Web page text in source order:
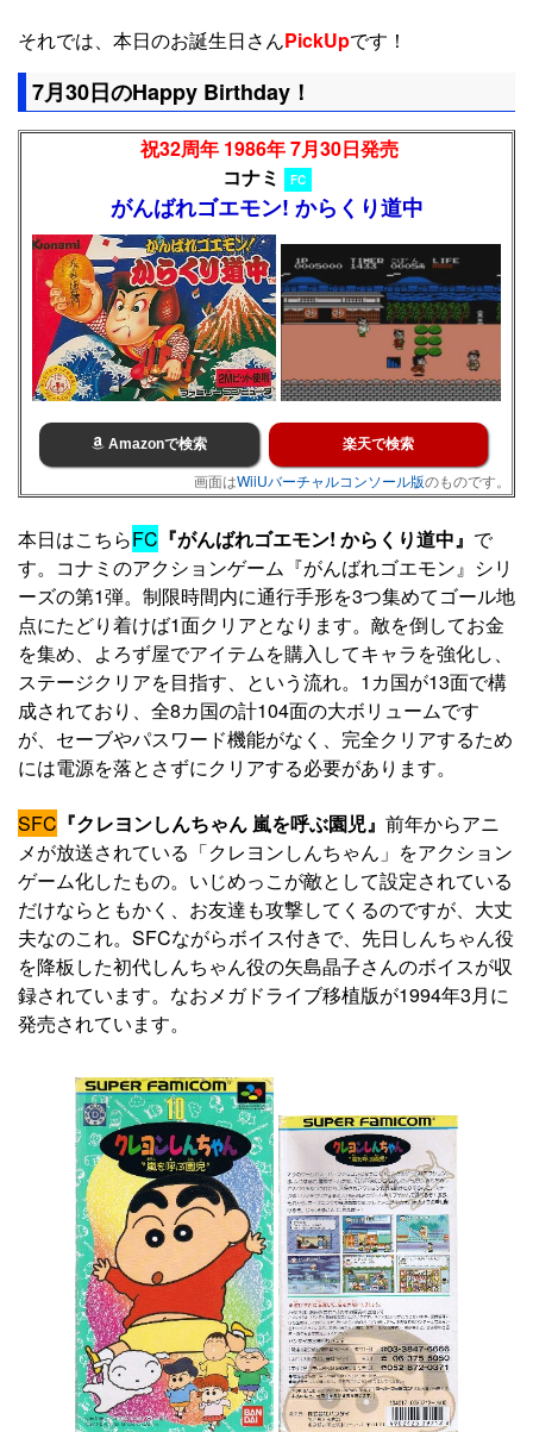
それでは、本日のお誕生日さんPickUpです！
7月30日のHappy Birthday！
祝32周年 1986年 7月30日発売
コナミ
FC
がんばれゴエモン! からくり道中
Amazonで検索 楽天で検索
画面はWiiUバーチャルコンソール版のものです。
本日はこちらFC 『がんばれゴエモン! からくり道中』 で
す。コナミのアクションゲーム『がんばれゴエモン』シリ
ーズの第1弾。制限時間内に通行手形を3つ集めてゴール地
点にたどり着けば1面クリアとなります。敵を倒してお金
を集め、よろず屋でアイテムを購入してキャラを強化し、
ステージクリアを目指す、という流れ。1カ国が13面で構
成されており、全8カ国の計104面の大ボリュームです
が、セーブやパスワード機能がなく、完全クリアするため
には電源を落とさずにクリアする必要があります。
SFC 『クレヨンしんちゃん 嵐を呼ぶ園児』 前年からアニ
メが放送されている「クレヨンしんちゃん」をアクション
ゲーム化したもの。いじめっこが敵として設定されている
だけならともかく、お友達も攻撃してくるのですが、大丈
夫なのこれ。SFCながらボイス付きで、先日しんちゃん役
を降板した初代しんちゃん役の矢島晶子さんのボイスが収
録されています。なおメガドライブ移植版が1994年3月に
発売されています。